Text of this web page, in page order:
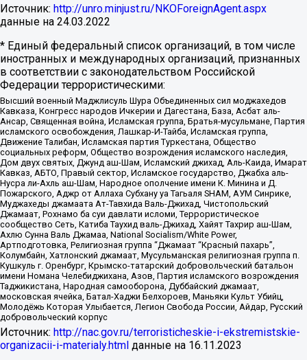
Источник: http://unro.minjust.ru/NKOForeignAgent.aspx
данные на 24.03.2022
* Единый федеральный список организаций, в том числе
иностранных и международных организаций, признанных
в соответствии с законодательством Российской
Федерации террористическими:
Высший военный Маджлисуль Шура Объединенных сил моджахедов
Кавказа, Конгресс народов Ичкерии и Дагестана, База, Асбат аль-
Ансар, Священная война, Исламская группа, Братья-мусульмане, Партия
исламского освобождения, Лашкар-И-Тайба, Исламская группа,
Движение Талибан, Исламская партия Туркестана, Общество
социальных реформ, Общество возрождения исламского наследия,
Дом двух святых, Джунд аш-Шам, Исламский джихад, Аль-Каида, Имарат
Кавказ, АБТО, Правый сектор, Исламское государство, Джабха аль-
Нусра ли-Ахль аш-Шам, Народное ополчение имени К. Минина и Д.
Пожарского, Аджр от Аллаха Субхану уа Тагьаля SHAM, АУМ Синрике,
Муджахеды джамаата Ат-Тавхида Валь-Джихад, Чистопольский
Джамаат, Рохнамо ба суи давлати исломи, Террористическое
сообщество Сеть, Катиба Таухид валь-Джихад, Хайят Тахрир аш-Шам,
Ахлю Сунна Валь Джамаа, National Socialism/White Power,
Артподготовка, Религиозная группа “Джамаат “Красный пахарь”,
Колумбайн, Хатлонский джамаат, Мусульманская религиозная группа п.
Кушкуль г. Оренбург, Крымско-татарский добровольческий батальон
имени Номана Челебиджихана, Азов, Партия исламского возрождения
Таджикистана, Народная самооборона, Дуббайский джамаат,
московская ячейка, Батал-Хаджи Белхороев, Маньяки Культ Убийц,
Молодёжь Которая Улыбается, Легион Свобода России, Айдар, Русский
добровольческий корпус
Источник: http://nac.gov.ru/terroristicheskie-i-ekstremistskie-
organizacii-i-materialy.html данные на 16.11.2023